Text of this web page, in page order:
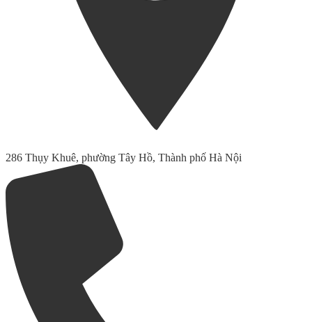
286 Thụy Khuê, phường Tây Hồ, Thành phố Hà Nội